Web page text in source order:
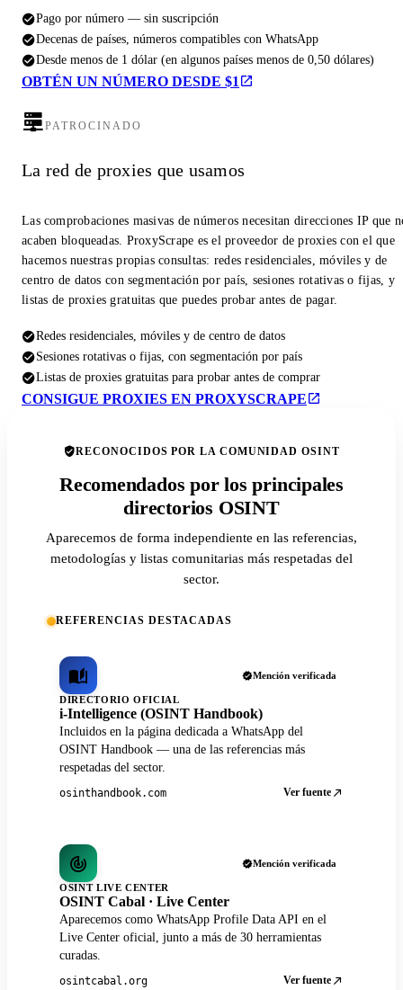
Pago por número — sin suscripción
Decenas de países, números compatibles con WhatsApp
Desde menos de 1 dólar (en algunos países menos de 0,50 dólares)
OBTÉN UN NÚMERO DESDE $1
PATROCINADO
La red de proxies que usamos
Las comprobaciones masivas de números necesitan direcciones IP que
acaben bloqueadas. ProxyScrape es el proveedor de proxies con el que
hacemos nuestras propias consultas: redes residenciales, móviles y de
centro de datos con segmentación por país, sesiones rotativas o fijas, y
listas de proxies gratuitas que puedes probar antes de pagar.
Redes residenciales, móviles y de centro de datos
Sesiones rotativas o fijas, con segmentación por país
Listas de proxies gratuitas para probar antes de comprar
CONSIGUE PROXIES EN PROXYSCRAPE
RECONOCIDOS POR LA COMUNIDAD OSINT
Recomendados por los principales
directorios OSINT
Aparecemos de forma independiente en las referencias,
metodologías y listas comunitarias más respetadas del
sector.
REFERENCIAS DESTACADAS
Mención verificada
DIRECTORIO OFICIAL
i-Intelligence (OSINT Handbook)
Incluidos en la página dedicada a WhatsApp del
OSINT Handbook — una de las referencias más
respetadas del sector.
osinthandbook.com Ver fuente
Mención verificada
OSINT LIVE CENTER
OSINT Cabal · Live Center
Aparecemos como WhatsApp Profile Data API en el
Live Center oficial, junto a más de 30 herramientas
curadas.
osintcabal.org Ver fuente